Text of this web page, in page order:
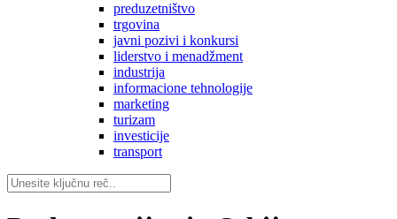
preduzetništvo
trgovina
javni pozivi i konkursi
liderstvo i menadžment
industrija
informacione tehnologije
marketing
turizam
investicije
transport